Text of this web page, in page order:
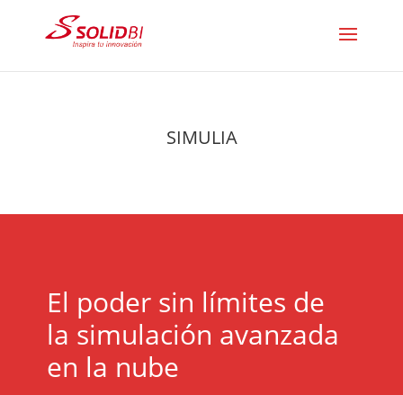
SIMULIA
El poder sin límites de
la simulación avanzada
en la nube